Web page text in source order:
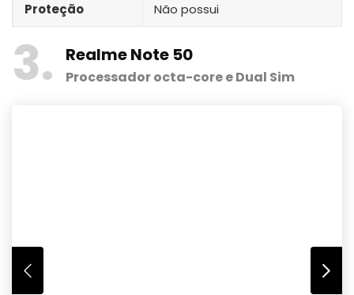
Proteção Não possui
3 Realme Note 50
Processador octa-core e Dual Sim